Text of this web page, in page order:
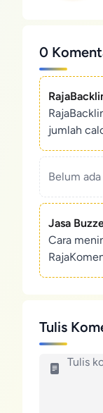
0
jumlah
Belum
Jasa
Cara
Tulis